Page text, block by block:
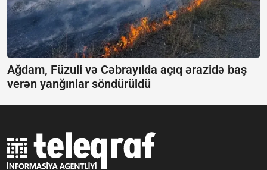
Ağdam, Füzuli və Cəbrayılda açıq ərazidə baş
verən yanğınlar söndürüldü